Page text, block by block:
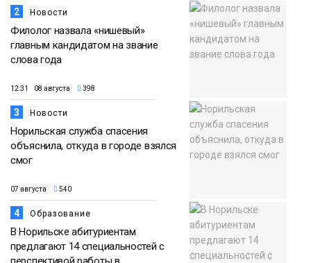
2 Новости
Филолог назвала «нишевый»
главным кандидатом на звание
слова года
12:31 08 августа 398
3 Новости
Норильская служба спасения
объяснила, откуда в городе взялся
смог
07 августа 540
4 Образование
В Норильске абитуриентам
предлагают 14 специальностей с